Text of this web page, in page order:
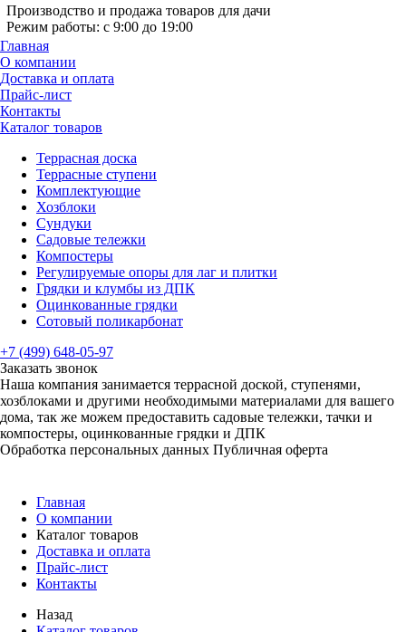
Производство и продажа товаров для дачи
Режим работы: с 9:00 до 19:00
Главная
О компании
Доставка и оплата
Прайс-лист
Контакты
Каталог товаров
Террасная доска
Террасные ступени
Комплектующие
Хозблоки
Сундуки
Садовые тележки
Компостеры
Регулируемые опоры для лаг и плитки
Грядки и клумбы из ДПК
Оцинкованные грядки
Сотовый поликарбонат
+7 (499) 648-05-97
Заказать звонок
Наша компания занимается террасной доской, ступенями,
хозблоками и другими необходимыми материалами для вашего
дома, так же можем предоставить садовые тележки, тачки и
компостеры, оцинкованные грядки и ДПК
Обработка персональных данных Публичная оферта
Главная
О компании
Каталог товаров
Доставка и оплата
Прайс-лист
Контакты
Назад